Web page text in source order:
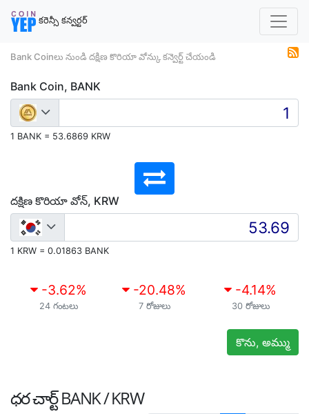
కరెన్సీ కన్వర్టర్
Bank Coinలు నుండి దక్షిణ కొరియా వోన్కు కన్వెర్ట్ చేయండి
Bank Coin, BANK
1 BANK = 53.6869 KRW
దక్షిణ కొరియా వోన్, KRW
1 KRW = 0.01863 BANK
-3.62%
24 గంటలు
-20.48%
7 రోజులు
-4.14%
30 రోజులు
కొను, అమ్ము
ధర చార్ట్BANK / KRW